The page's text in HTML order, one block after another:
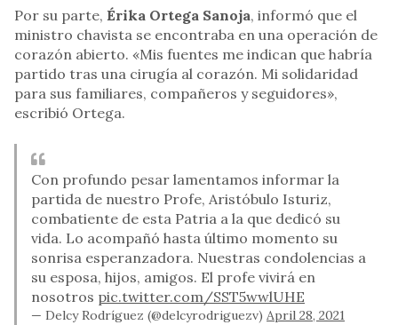
Por su parte, Érika Ortega Sanoja, informó que el
ministro chavista se encontraba en una operación de
corazón abierto. «Mis fuentes me indican que habría
partido tras una cirugía al corazón. Mi solidaridad
para sus familiares, compañeros y seguidores»,
escribió Ortega.
Con profundo pesar lamentamos informar la
partida de nuestro Profe, Aristóbulo Isturiz,
combatiente de esta Patria a la que dedicó su
vida. Lo acompañó hasta último momento su
sonrisa esperanzadora. Nuestras condolencias a
su esposa, hijos, amigos. El profe vivirá en
nosotros pic.twitter.com/SST5wwlUHE
— Delcy Rodríguez (@delcyrodriguezv) April 28, 2021